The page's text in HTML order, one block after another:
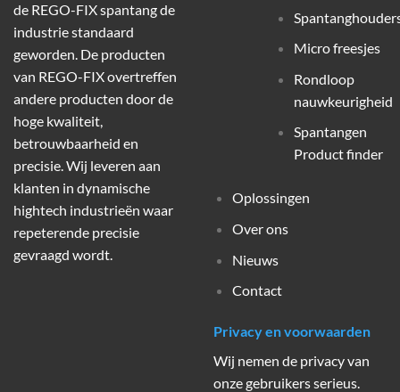
de REGO-FIX spantang de
industrie standaard
geworden. De producten
van REGO-FIX overtreffen
andere producten door de
hoge kwaliteit,
betrouwbaarheid en
precisie. Wij leveren aan
klanten in dynamische
hightech industrieën waar
repeterende precisie
gevraagd wordt.
Micro freesjes
Rondloop
nauwkeurigheid
Spantangen
Product finder
Oplossingen
Over ons
Nieuws
Contact
Privacy en voorwaarden
Wij nemen de privacy van
onze gebruikers serieus.